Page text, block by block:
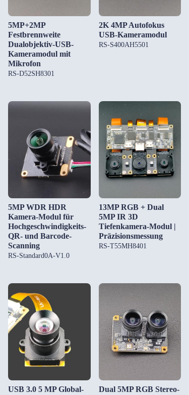
5MP+2MP
Festbrennweite
Dualobjektiv-USB-
Kameramodul mit
Mikrofon
RS-D52SH8301
2K 4MP Autofokus
USB-Kameramodul
RS-S400AH5501
5MP WDR HDR
Kamera-Modul für
Hochgeschwindigkeits-
QR- und Barcode-
Scanning
RS-Standard0A-V1.0
13MP RGB + Dual
5MP IR 3D
Tiefenkamera-Modul |
Präzisionsmessung
RS-T55MH8401
USB 3.0 5 MP Global-
Dual 5MP RGB Stereo-